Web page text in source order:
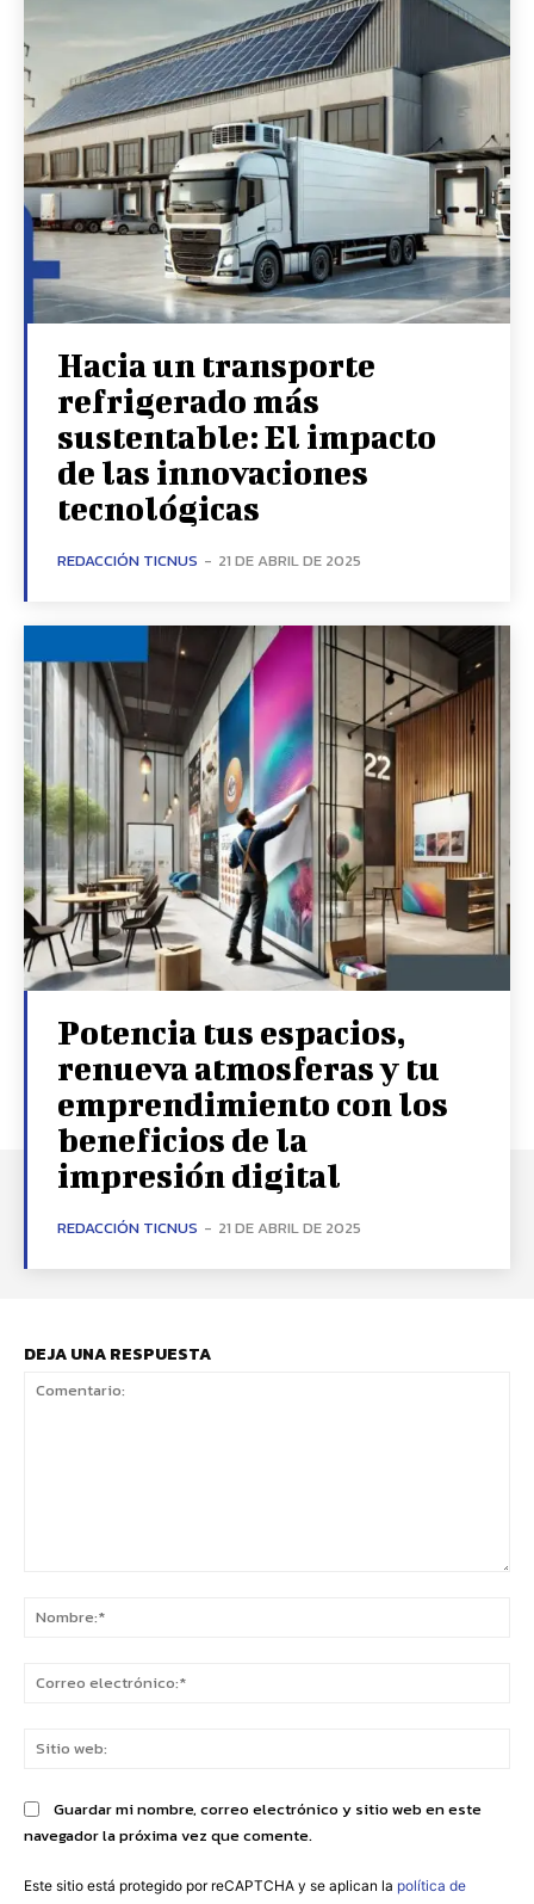
Hacia un transporte
refrigerado más
sustentable: El impacto
de las innovaciones
tecnológicas
REDACCIÓN TICNUS - 21 DE ABRIL DE 2025
Potencia tus espacios,
renueva atmosferas y tu
emprendimiento con los
beneficios de la
impresión digital
REDACCIÓN TICNUS - 21 DE ABRIL DE 2025
DEJA UNA RESPUESTA
Guardar mi nombre, correo electrónico y sitio web en este
navegador la próxima vez que comente.
Este sitio está protegido por reCAPTCHA y se aplican la política de